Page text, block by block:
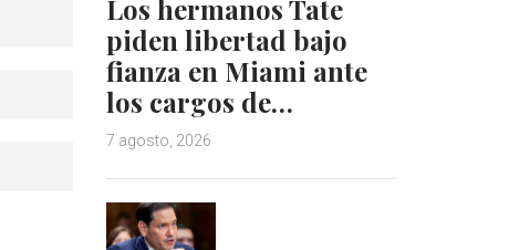
Los hermanos Tate
piden libertad bajo
fianza en Miami ante
los cargos de…
7 agosto, 2026